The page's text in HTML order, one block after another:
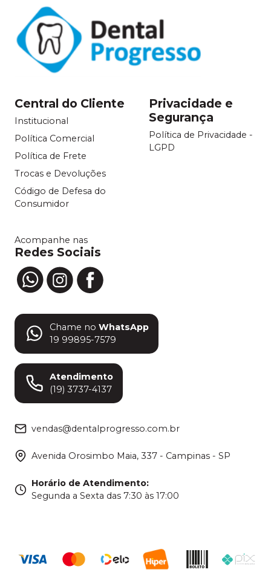
Central do Cliente
Institucional
Política Comercial
Política de Frete
Trocas e Devoluções
Código de Defesa do
Consumidor
Privacidade e
Segurança
Política de Privacidade -
LGPD
Acompanhe nas
Redes Sociais
Chame no WhatsApp
19 99895-7579
Atendimento
(19) 3737-4137
vendas@dentalprogresso.com.br
Avenida Orosimbo Maia, 337 - Campinas - SP
Horário de Atendimento:
Segunda a Sexta das 7:30 às 17:00